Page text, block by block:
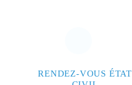
RENDEZ-VOUS ÉTAT